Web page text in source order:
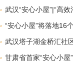
武汉“安心小屋”|“高效
“安心小屋”将落地16
武汉塔子湖金桥汇社
甘肃省首家“安心小屋